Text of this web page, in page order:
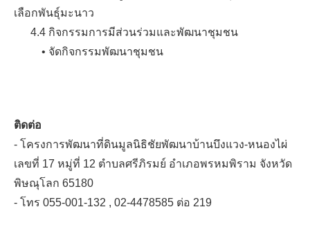
เลือกพันธุ์มะนาว
4.4 กิจกรรมการมีส่วนร่วมและพัฒนาชุมชน
• จัดกิจกรรมพัฒนาชุมชน
ติดต่อ
- โครงการพัฒนาที่ดินมูลนิธิชัยพัฒนาบ้านบึงแวง-หนองไผ่
เลขที่ 17 หมู่ที่ 12 ตำบลศรีภิรมย์ อำเภอพรหมพิราม จังหวัด
พิษณุโลก 65180
- โทร 055-001-132 , 02-4478585 ต่อ 219